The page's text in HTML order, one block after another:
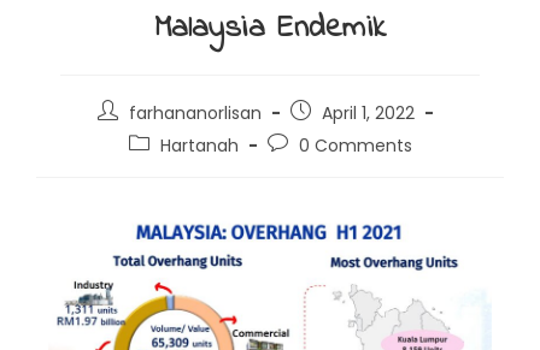
Malaysia Endemik
farhananorlisan
April 1, 2022
Hartanah
0 Comments